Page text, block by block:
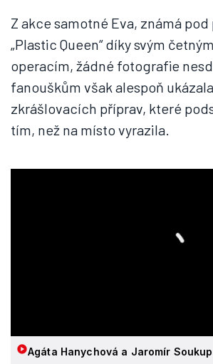
Z akce samotné Eva, známá
„Plastic Queen“ díky svým
operacím, žádné fotografie
fanouškům však alespoň
zkrášlovacích příprav, které
tím, než na místo vyrazila.
Agáta Hanychová a Jaromír